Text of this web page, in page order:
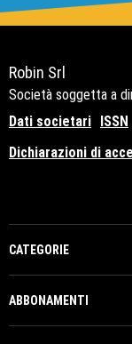
Robin Srl
Società soggetta a
Dati societari ISSN
Dichiarazioni di
CATEGORIE
ABBONAMENTI